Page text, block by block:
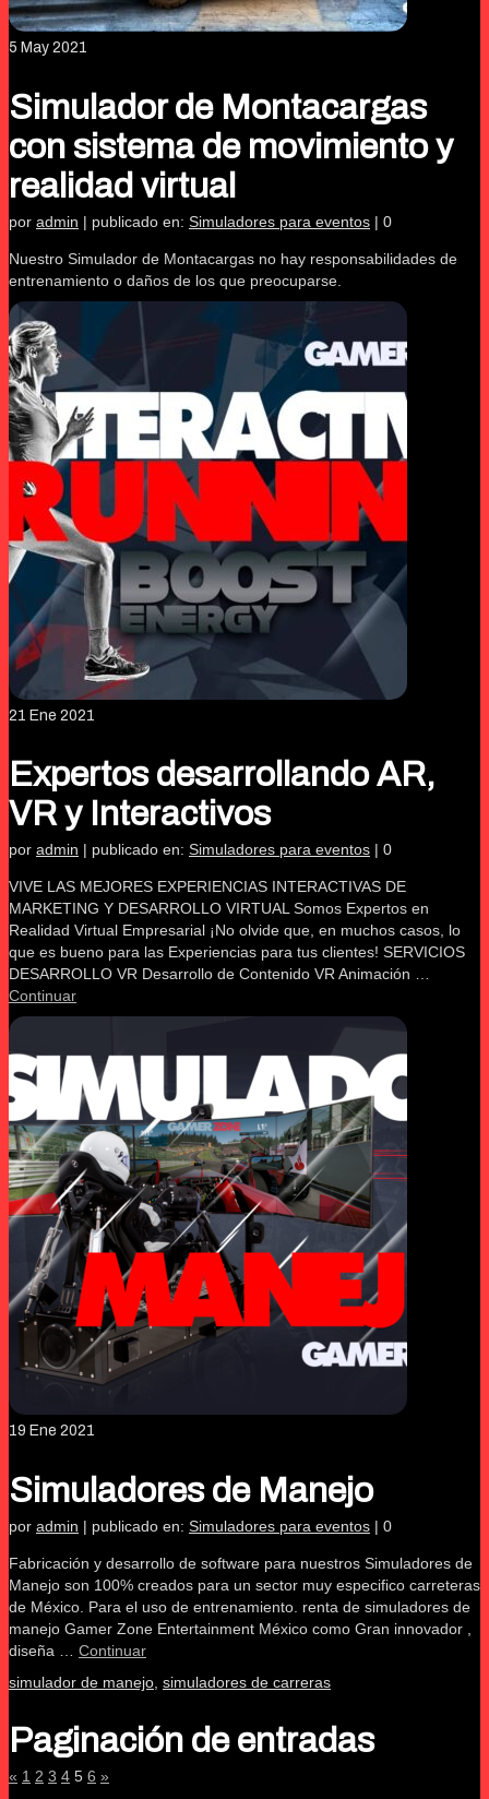
5 May 2021
Simulador de Montacargas
con sistema de movimiento y
realidad virtual
por admin | publicado en: Simuladores para eventos | 0
Nuestro Simulador de Montacargas no hay responsabilidades de
entrenamiento o daños de los que preocuparse.
21 Ene 2021
Expertos desarrollando AR,
VR y Interactivos
por admin | publicado en: Simuladores para eventos | 0
VIVE LAS MEJORES EXPERIENCIAS INTERACTIVAS DE
MARKETING Y DESARROLLO VIRTUAL Somos Expertos en
Realidad Virtual Empresarial ¡No olvide que, en muchos casos, lo
que es bueno para las Experiencias para tus clientes! SERVICIOS
DESARROLLO VR Desarrollo de Contenido VR Animación …
Continuar
19 Ene 2021
Simuladores de Manejo
por admin | publicado en: Simuladores para eventos | 0
Fabricación y desarrollo de software para nuestros Simuladores de
Manejo son 100% creados para un sector muy especifico carreteras
de México. Para el uso de entrenamiento. renta de simuladores de
manejo Gamer Zone Entertainment México como Gran innovador ,
diseña … Continuar
simulador de manejo simuladores de carreras
Paginación de entradas
« 1 2 3 4 5 6 »